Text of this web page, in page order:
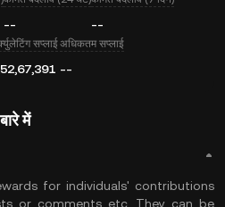
-- --
सप्लाईअधिकतम सप्लाई
--
में
for individuals' contributions
or comments etc. They can be